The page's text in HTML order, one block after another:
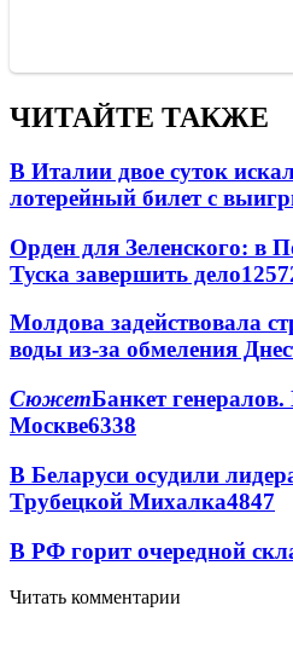
ЧИТАЙТЕ ТАКЖЕ
В Италии двое суток
лотерейный билет с
Орден для Зеленского: в
Туска завершить дело
Молдова задействовала
воды из-за обмеления
СюжетБанкет
Москве6338
В Беларуси осудили
Трубецкой Михалка4847
В РФ горит очередной
Читать комментарии